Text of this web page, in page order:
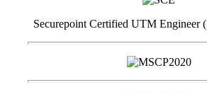
Securepoint Certified UTM Engineer